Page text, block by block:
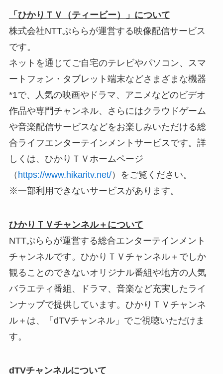
「ひかりＴＶ（ティービー）」について
株式会社NTTぷららが運営する映像配信サービス
です。
ネットを通じてご自宅のテレビやパソコン、スマ
ートフォン・タブレット端末などさまざまな機器
*1で、人気の映画やドラマ、アニメなどのビデオ
作品や専門チャンネル、さらにはクラウドゲーム
や音楽配信サービスなどをお楽しみいただける総
合ライフエンターテインメントサービスです。詳
しくは、ひかりＴＶホームページ
（ https://www.hikaritv.net/）をご覧ください。
※一部利用できないサービスがあります。
ひかりＴＶチャンネル＋について
NTTぷららが運営する総合エンターテインメント
チャンネルです。ひかりＴＶチャンネル＋でしか
観ることのできないオリジナル番組や地方の人気
バラエティ番組、ドラマ、音楽など充実したライ
ンナップで提供しています。ひかりＴＶチャンネ
ル＋は、「dTVチャンネル」でご視聴いただけま
す。
dTVチャンネルについて